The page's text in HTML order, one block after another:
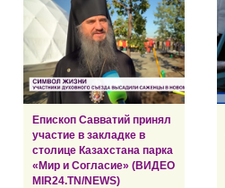
Епископ Савватий принял
участие в закладке в
столице Казахстана парка
«Мир и Согласие» (ВИДЕО
MIR24.TN/NEWS)